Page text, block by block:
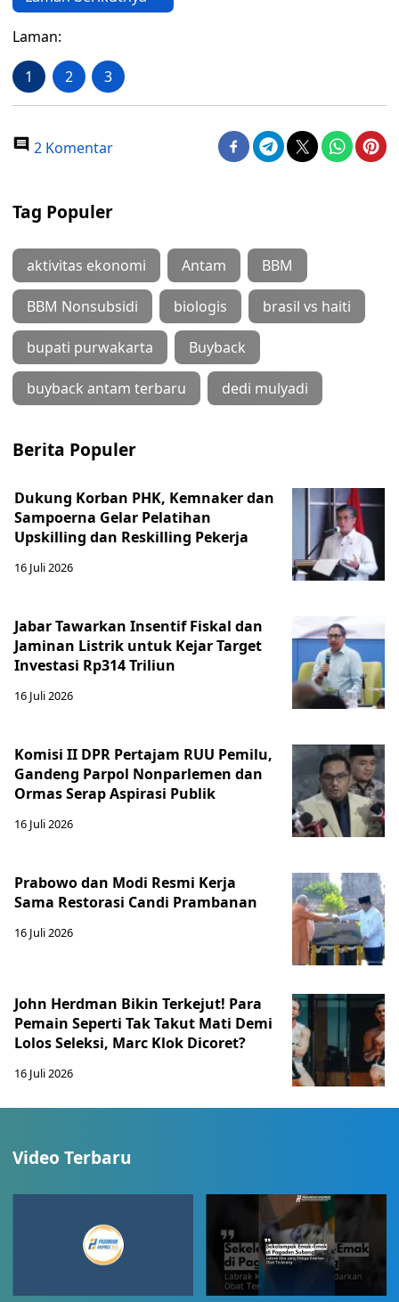
Laman:
1 2 3
2 Komentar
Tag Populer
aktivitas ekonomi Antam BBM
BBM Nonsubsidi biologis brasil vs haiti
bupati purwakarta Buyback
buyback antam terbaru dedi mulyadi
Berita Populer
Dukung Korban PHK, Kemnaker dan
Sampoerna Gelar Pelatihan
Upskilling dan Reskilling Pekerja
16 Juli 2026
Jabar Tawarkan Insentif Fiskal dan
Jaminan Listrik untuk Kejar Target
Investasi Rp314 Triliun
16 Juli 2026
Komisi II DPR Pertajam RUU Pemilu,
Gandeng Parpol Nonparlemen dan
Ormas Serap Aspirasi Publik
16 Juli 2026
Prabowo dan Modi Resmi Kerja
Sama Restorasi Candi Prambanan
16 Juli 2026
John Herdman Bikin Terkejut! Para
Pemain Seperti Tak Takut Mati Demi
Lolos Seleksi, Marc Klok Dicoret?
16 Juli 2026
Video Terbaru